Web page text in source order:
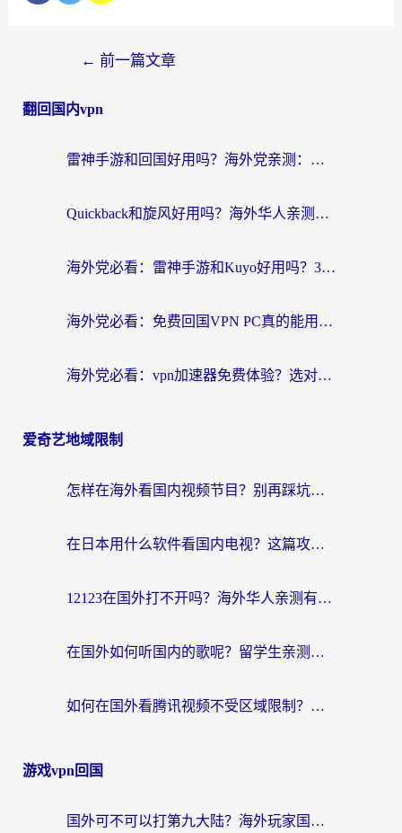
← 前一篇文章
翻回国内vpn
雷神手游和回国好用吗？海外党亲测：选对加速器才能无缝刷剧打游戏
Quickback和旋风好用吗？海外华人亲测：选对回国加速器才能无缝看央视5
海外党必看：雷神手游和Kuyo好用吗？3款回国加速器实测+避坑指南
海外党必看：免费回国VPN PC真的能用？附国内高速VPN选择全攻略
海外党必看：vpn加速器免费体验？选对回国加速器才能无缝刷国内剧玩国服
爱奇艺地域限制
怎样在海外看国内视频节目？别再踩坑！留学生和海外华人的专属解决方案
在日本用什么软件看国内电视？这篇攻略帮你告别地域限制
12123在国外打不开吗？海外华人亲测有效的回国加速方案
在国外如何听国内的歌呢？留学生亲测有效的回国加速方案
如何在国外看腾讯视频不受区域限制？留学生亲测有效的回国加速指南
游戏vpn回国
国外可不可以打第九大陆？海外玩家国服畅玩终极指南（附3大热门游戏解决妙招）